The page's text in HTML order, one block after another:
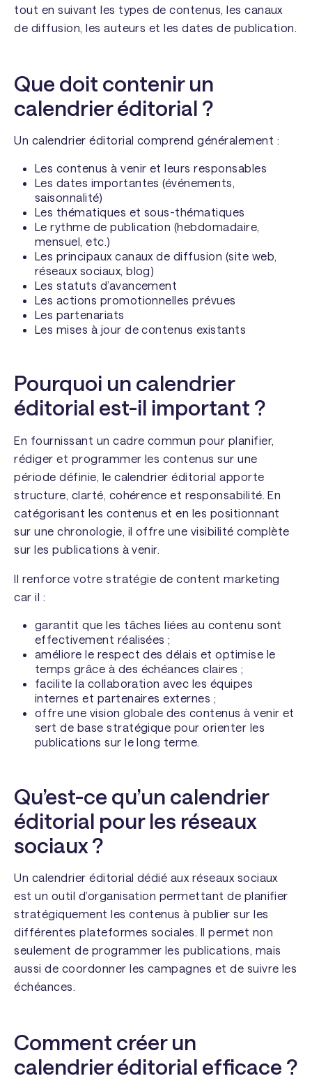
tout en suivant les types de contenus, les canaux
de diffusion, les auteurs et les dates de publication.
Que doit contenir un
calendrier éditorial ?
Un calendrier éditorial comprend généralement :
Les contenus à venir et leurs responsables
Les dates importantes (événements,
saisonnalité)
Les thématiques et sous-thématiques
Le rythme de publication (hebdomadaire,
mensuel, etc.)
Les principaux canaux de diffusion (site web,
réseaux sociaux, blog)
Les statuts d’avancement
Les actions promotionnelles prévues
Les partenariats
Les mises à jour de contenus existants
Pourquoi un calendrier
éditorial est-il important ?
En fournissant un cadre commun pour planifier,
rédiger et programmer les contenus sur une
période définie, le calendrier éditorial apporte
structure, clarté, cohérence et responsabilité. En
catégorisant les contenus et en les positionnant
sur une chronologie, il offre une visibilité complète
sur les publications à venir.
Il renforce votre stratégie de content marketing
car il :
garantit que les tâches liées au contenu sont
effectivement réalisées ;
améliore le respect des délais et optimise le
temps grâce à des échéances claires ;
facilite la collaboration avec les équipes
internes et partenaires externes ;
offre une vision globale des contenus à venir et
sert de base stratégique pour orienter les
publications sur le long terme.
Qu’est-ce qu’un calendrier
éditorial pour les réseaux
sociaux ?
Un calendrier éditorial dédié aux réseaux sociaux
est un outil d’organisation permettant de planifier
stratégiquement les contenus à publier sur les
différentes plateformes sociales. Il permet non
seulement de programmer les publications, mais
aussi de coordonner les campagnes et de suivre les
échéances.
Comment créer un
calendrier éditorial efficace ?